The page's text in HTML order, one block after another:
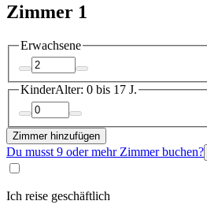
Zimmer 1
Erwachsene
KinderAlter: 0 bis 17 J.
Zimmer hinzufügen
Du musst 9 oder mehr Zimmer buchen?
Ich reise geschäftlich